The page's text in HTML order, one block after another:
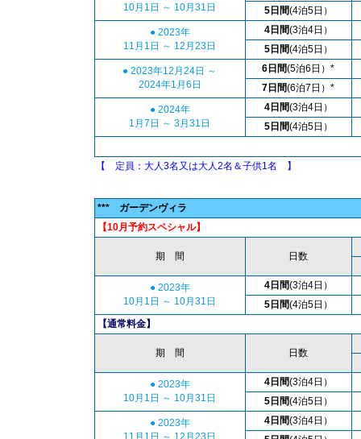
10月1日 ～ 10月31日
5日間(4泊5日）
● 2023年
11月1日 ～ 12月23日
4日間(3泊4日）
5日間(4泊5日）
● 2023年12月24日 ～
2024年1月6日
6日間(5泊6日）*
7日間(6泊7日）*
● 2024年
1月7日 ～ 3月31日
4日間(3泊4日）
5日間(4泊5日）
【 定員：大人3名又は大人2名＆子供1名 】
*** ガーデンヴィラ
【10月予約スペシャル】
期 間 日数
● 2023年
10月1日 ～ 10月31日
4日間(3泊4日）
5日間(4泊5日）
【通常料金】
期 間 日数
● 2023年
10月1日 ～ 10月31日
4日間(3泊4日）
5日間(4泊5日）
● 2023年
11月1日 ～ 12月23日
4日間(3泊4日）